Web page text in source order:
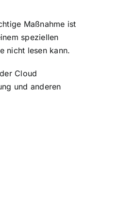
Maßnahme ist
speziellen
nicht lesen kann.
Cloud
und anderen